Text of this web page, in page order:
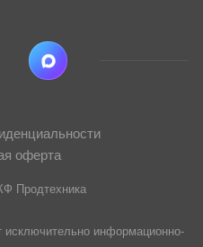
оферта
Продтехника
исключительно информационно-